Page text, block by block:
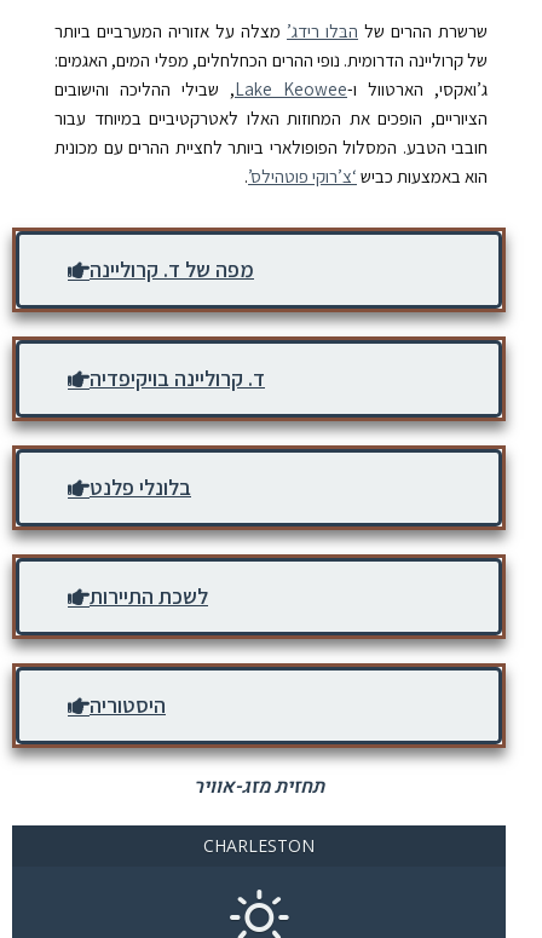
שרשרת ההרים של הבּלו רידג’ מצלה על אזוריה המערביים ביותר
של קרוליינה הדרומית. נופי ההרים הכחלחלים, מפלי המים, האגמים:
ג’ואקסי, הארטוול ו-Lake Keowee, שבילי ההליכה והישובים
הציוריים, הופכים את המחוזות האלו לאטרקטיביים במיוחד עבור
חובבי הטבע. המסלול הפופולארי ביותר לחציית ההרים עם מכונית
הוא באמצעות כביש ‘צ’רוקי פוטהילס’.
מפה של ד. קרוליינה
ד. קרוליינה בויקיפדיה
בלונלי פלנט
לשכת התיירות
היסטוריה
תחזית מזג-אוויר
CHARLESTON